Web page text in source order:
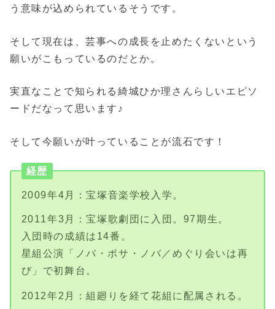
う意味が込められているそうです。
そして現在は、芸事への成長を止めたくないという
願いがこもっているのだとか。
実直なことで知られる綺城ひか理さんらしいエピソ
ードだなって思います♪
そして今願いが叶っていることが流石です！
経歴
2009年4月：宝塚音楽学校入学。
2011年3月：宝塚歌劇団に入団。97期生。
入団時の成績は14番。
星組公演「ノバ・ボサ・ノバ／めぐり会いは再
び」で初舞台。
2012年2月：組廻りを経て花組に配属される。